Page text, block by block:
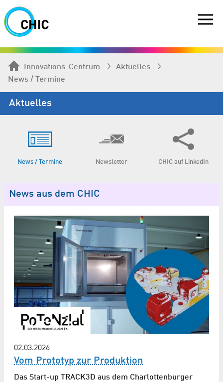
Innovations-Centrum
Aktuelles
News / Termine
Aktuelles
News / Termine Newsletter CHIC auf LinkedIn
News aus dem CHIC
02.03.2026
Vom Prototyp zur Produktion
Das Start-up TRACK3D aus dem Charlottenburger